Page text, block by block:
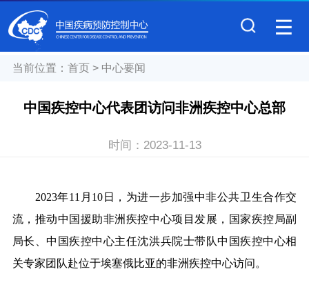
当前位置： 首页> 中心要闻
中国疾控中心代表团访问非洲疾控中心总部
时间： 2023-11-13
2023年11月10日，为进一步加强中非公共卫生合作交
流，推动中国援助非洲疾控中心项目发展，国家疾控局副
局长、中国疾控中心主任沈洪兵院士带队中国疾控中心相
关专家团队赴位于埃塞俄比亚的非洲疾控中心访问。